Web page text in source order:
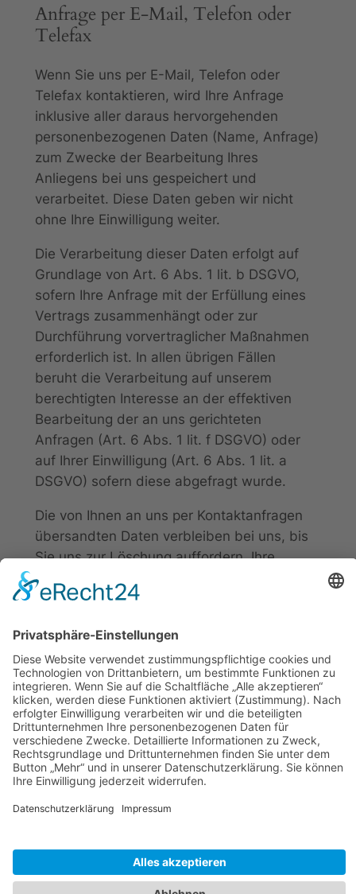
Anfrage per E-Mail, Telefon oder
Telefax
Wenn Sie uns per E-Mail, Telefon oder
Telefax kontaktieren, wird Ihre Anfrage
inklusive aller daraus hervorgehenden
personenbezogenen Daten (Name, Anfrage)
zum Zwecke der Bearbeitung Ihres
Anliegens bei uns gespeichert und
verarbeitet. Diese Daten geben wir nicht
ohne Ihre Einwilligung weiter.
Die Verarbeitung dieser Daten erfolgt auf
Grundlage von Art. 6 Abs. 1 lit. b DSGVO,
sofern Ihre Anfrage mit der Erfüllung eines
Vertrags zusammenhängt oder zur
Durchführung vorvertraglicher Maßnahmen
erforderlich ist. In allen übrigen Fällen
beruht die Verarbeitung auf unserem
berechtigten Interesse an der effektiven
Bearbeitung der an uns gerichteten
Anfragen (Art. 6 Abs. 1 lit. f DSGVO) oder
auf Ihrer Einwilligung (Art. 6 Abs. 1 lit. a
DSGVO) sofern diese abgefragt wurde.
Die von Ihnen an uns per Kontaktanfragen
übersandten Daten verbleiben bei uns, bis
Sie uns zur Löschung auffordern, Ihre
Einwilligung zur Speicherung widerrufen
oder der Zweck für die Datenspeicherung
Bearbeitung Ihres Anliegens). Zwingende
gesetzliche Bestimmungen – insbesondere
gesetzliche Aufbewahrungsfristen – bleiben
unberührt.
5. Plugins und Tools
Google Maps
Kartendienst Google Maps. Anbieter ist die
Google Ireland Limited („Google“), Gordon